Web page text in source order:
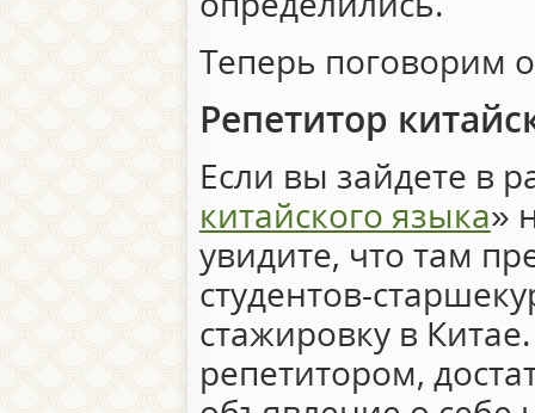
Теперь поговорим
Репетитор
Если вы зайдете в
китайского языка»
увидите, что там
студентов-
стажировку в
репетитором,